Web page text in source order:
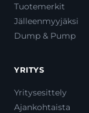
Tuotemerkit
Jälleenmyyjäksi
Dump & Pump
YRITYS
Yritysesittely
Ajankohtaista